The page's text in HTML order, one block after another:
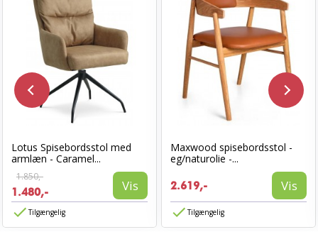
Lotus Spisebordsstol med
armlæn - Caramel...
1.850,-
1.480,- Vis
Tilgængelig
Maxwood spisebordsstol -
eg/naturolie -...
2.619,- Vis
Tilgængelig